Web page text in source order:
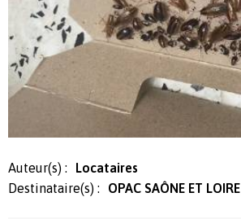
Auteur(s) :
Locataires
Destinataire(s) :
OPAC SAÔNE ET LOIRE